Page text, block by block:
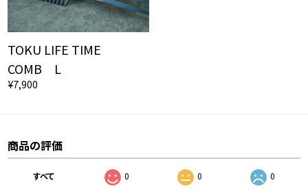
TOKU LIFE TIME
COMB L
¥7,900
商品の評価
すべて 0 0 0